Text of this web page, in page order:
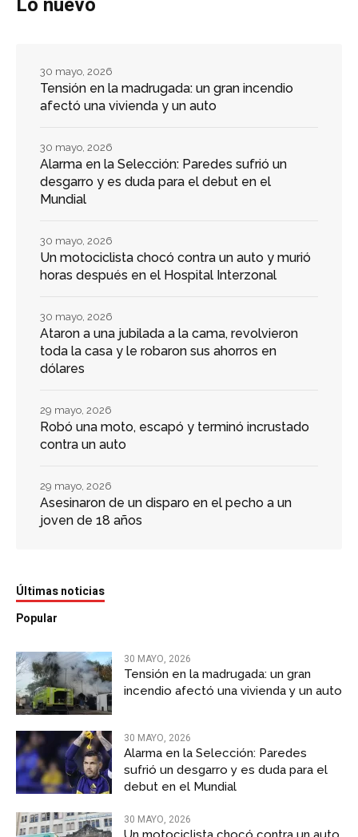
Tensión en la madrugada: un gran incendio
afectó una vivienda y un auto
30 mayo, 2026
Alarma en la Selección: Paredes sufrió un
desgarro y es duda para el debut en el
Mundial
30 mayo, 2026
Un motociclista chocó contra un auto y murió
horas después en el Hospital Interzonal
30 mayo, 2026
Ataron a una jubilada a la cama, revolvieron
toda la casa y le robaron sus ahorros en
dólares
30 mayo, 2026
Robó una moto, escapó y terminó incrustado
contra un auto
29 mayo, 2026
Asesinaron de un disparo en el pecho a un
joven de 18 años
29 mayo, 2026
Últimas noticias
Popular
30 MAYO, 2026
Tensión en la madrugada: un gran
incendio afectó una vivienda y un auto
30 MAYO, 2026
Alarma en la Selección: Paredes
sufrió un desgarro y es duda para el
debut en el Mundial
30 MAYO, 2026